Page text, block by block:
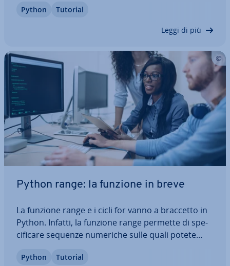
tempo e scrivere meno righe di codice. Il modulo
Python Tutorial
Leggi di più
Python range: la funzione in breve
La funzione range e i cicli for vanno a braccetto in
Python. Infatti, la funzione range permette di spe­
ci­fi­ca­re sequenze numeriche sulle quali potete
adattare una sequenza numerica alle vostre
Python Tutorial